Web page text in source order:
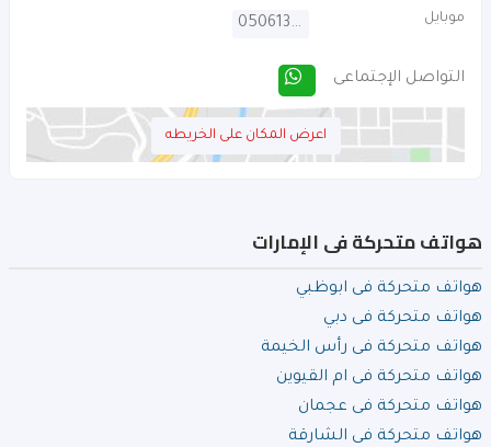
موبايل 0506133821
التواصل الإجتماعى
اعرض المكان على الخريطه
هواتف متحركة فى الإمارات
هواتف متحركة فى ابوظبي
هواتف متحركة فى دبي
هواتف متحركة فى رأس الخيمة
هواتف متحركة فى ام القيوين
هواتف متحركة فى عجمان
هواتف متحركة فى الشارقة